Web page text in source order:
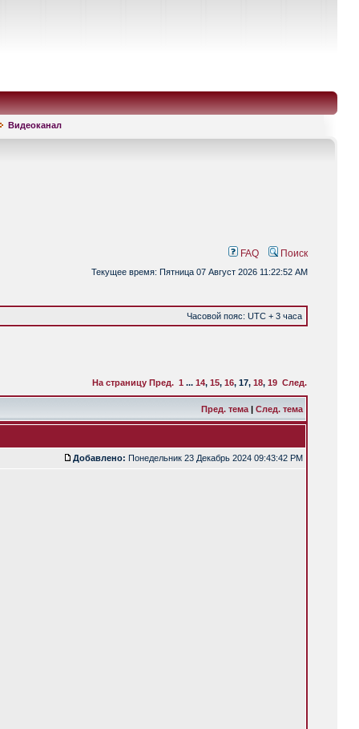
Видеоканал
FAQ Поиск
Текущее время: Пятница 07 Август 2026 11:22:52 AM
Часовой пояс: UTC + 3 часа
На страницу Пред. 1 ... 14, 15, 16, 17, 18, 19 След.
Пред. тема | След. тема
Добавлено: Понедельник 23 Декабрь 2024 09:43:42 PM